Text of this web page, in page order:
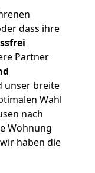
dass ihre
Partner
unser breite
Wahl
nach
Wohnung
haben die